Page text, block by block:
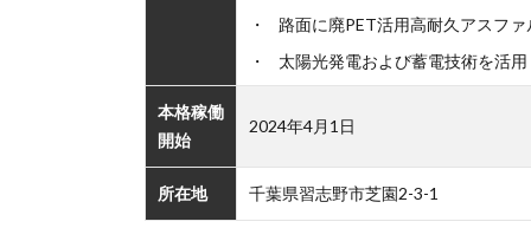
路面に廃PET活⽤高耐久アスフ
太陽光発電および蓄電技術を活
本格稼働
開始
2024年4月1日
所在地 千葉県習志野市芝園2-3-1